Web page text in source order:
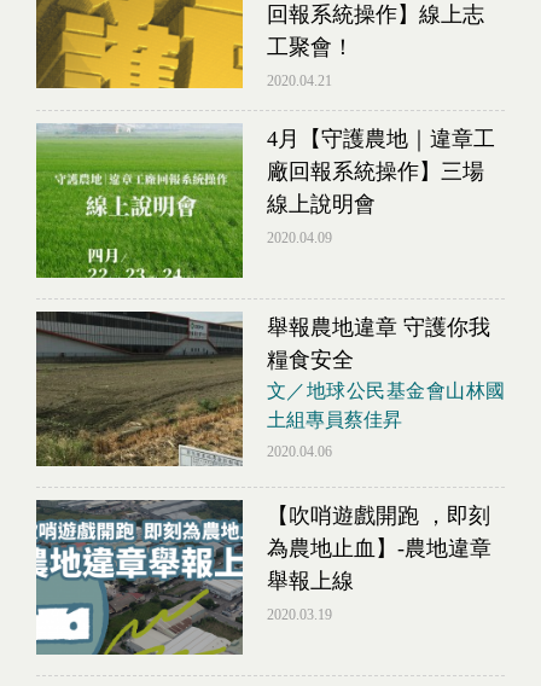
回報系統操作】線上志
工聚會！
2020.04.21
4月【守護農地｜違章工
廠回報系統操作】三場
線上說明會
2020.04.09
舉報農地違章 守護你我
糧食安全
文／地球公民基金會山林國
土組專員蔡佳昇
2020.04.06
【吹哨遊戲開跑 ，即刻
為農地止血】-農地違章
舉報上線
2020.03.19